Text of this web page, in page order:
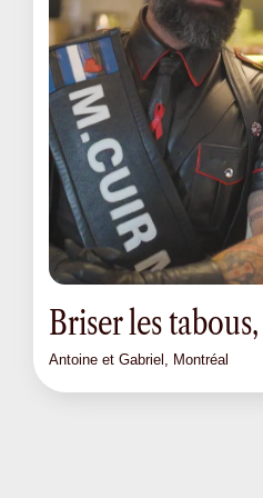
Briser les
Antoine et Gabriel, Montréal